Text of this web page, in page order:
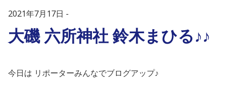
2021年7月17日
大磯 六所神社 鈴木まひる♪♪
今日は リポーターみんなでブログアップ♪